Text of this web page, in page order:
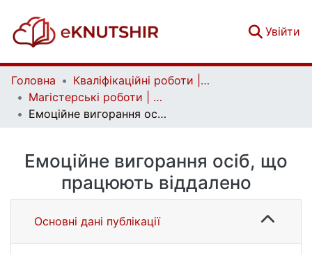
Увійти
Головна
Кваліфікаційні роботи | Qualifying works
Магістерські роботи | Master's theses
Емоційне вигорання осіб, що працюють віддалено
Емоційне вигорання осіб, що
працюють віддалено
Основні дані публікації